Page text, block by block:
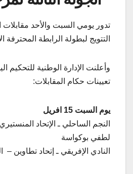
تدور يومي السبت والأحد مقابلات
التتويج لبطولة الرابطة المحترفة
وأعلنت الإدارة الوطنية للتحكيم
تعيينات حكام المقابلات:
يوم السبت 15 افريل
النجم الساحلي ـ الإتحاد
لطفي بوكواسة
النادي الإفريقي ـ إتحاد تطاوين –